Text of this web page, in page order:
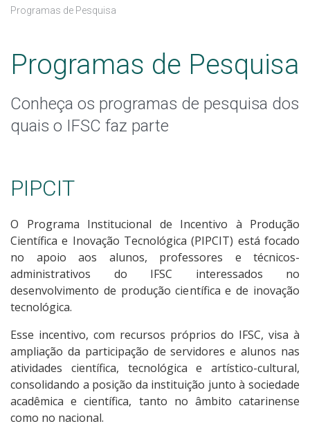
Grupos de Pesquisa
Pesquisa com dados/entrevistas institucionais
NIT - Núcleo de Inovação Tecnológica
Programas de Pesquisa
Programas de Pesquisa
Conheça os programas de pesquisa dos
quais o IFSC faz parte
PIPCIT
O Programa Institucional de Incentivo à Produção
Científica e Inovação Tecnológica (PIPCIT) está focado
no apoio aos alunos, professores e técnicos-
administrativos do IFSC interessados no
desenvolvimento de produção científica e de inovação
tecnológica.
Esse incentivo, com recursos próprios do IFSC, visa à
ampliação da participação de servidores e alunos nas
atividades científica, tecnológica e artístico-cultural,
consolidando a posição da instituição junto à sociedade
acadêmica e científica, tanto no âmbito catarinense
como no nacional.